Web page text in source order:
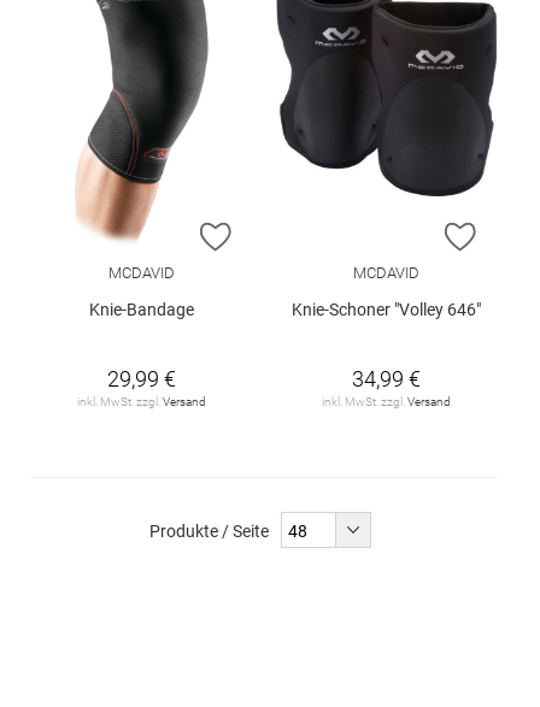
ZUR WUNSCHLISTE HINZUFÜGEN
MCDAVID
Knie-Bandage
29,99 €
inkl. MwSt. zzgl. Versand
ZUR
MCDAVID
Knie-Schoner "Volley 646"
34,99 €
inkl. MwSt. zzgl. Versand
Produkte / Seite